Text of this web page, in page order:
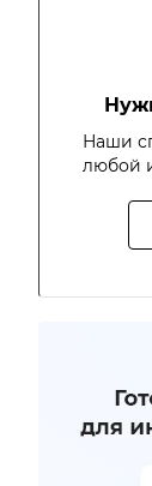
Наши
любой